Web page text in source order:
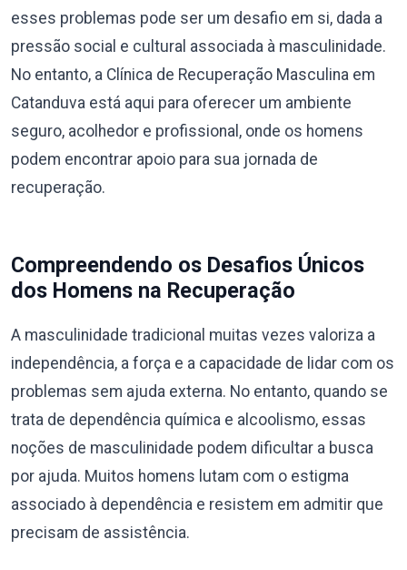
esses problemas pode ser um desafio em si, dada a
pressão social e cultural associada à masculinidade.
No entanto, a Clínica de Recuperação Masculina em
Catanduva está aqui para oferecer um ambiente
seguro, acolhedor e profissional, onde os homens
podem encontrar apoio para sua jornada de
recuperação.
Compreendendo os Desafios Únicos
dos Homens na Recuperação
A masculinidade tradicional muitas vezes valoriza a
independência, a força e a capacidade de lidar com os
problemas sem ajuda externa. No entanto, quando se
trata de dependência química e alcoolismo, essas
noções de masculinidade podem dificultar a busca
por ajuda. Muitos homens lutam com o estigma
associado à dependência e resistem em admitir que
precisam de assistência.